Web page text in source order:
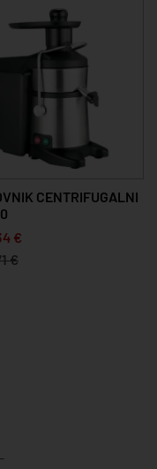
CENTRIFUGALNI
€
€